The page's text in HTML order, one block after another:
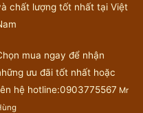
chất lượng tốt nhất tại Việt
mua ngay để nhận
ưu đãi tốt nhất hoặc
hệ hotline:0903775567 Mr